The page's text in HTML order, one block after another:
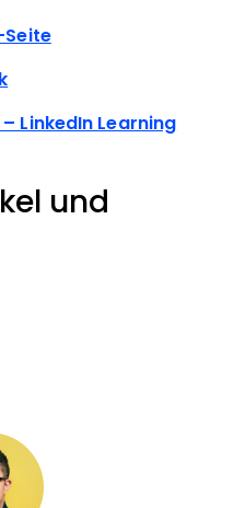
Seite
LinkedIn Learning
und